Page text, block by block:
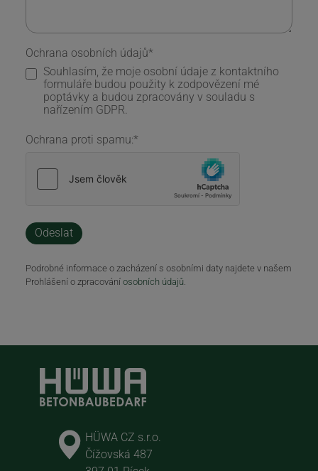
Ochrana osobních údajů*
Souhlasím, že moje osobní údaje z kontaktního
formuláře budou použity k zodpovězení mé
poptávky a budou zpracovány v souladu s
nařízením GDPR.
Ochrana proti spamu:*
Podrobné informace o zacházení s osobními daty najdete v našem
Prohlášení o zpracování osobních údajů
HÜWA CZ s.r.o.
Čížovská 487